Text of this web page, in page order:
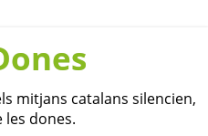
mitjans catalans silencien,
dones.